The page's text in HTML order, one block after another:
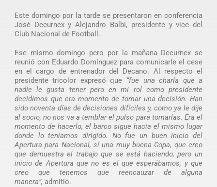
Este domingo por la tarde se presentaron en conferencia
José Decurnex y Alejandro Balbi, presidente y vice del
Club Nacional de Football.
Ese mismo domingo pero por la mañana Decurnex se
reunió con Eduardo Domínguez para comunicarle el cese
en el cargo de entrenador del Decano. Al respecto el
presidente tricolor expresó que “fue una charla que a
nadie le gusta tener pero en mi rol como presidente
decidimos que era momento de tomar una decisión. Han
sido noventa días de decisiones difíciles y, como ya le dije
al socio, no nos va a temblar el pulso para tomarlas. Era el
momento de hacerlo, el barco sigue hacia el mismo lugar
donde lo teníamos dirigido. No fue un buen inicio del
Apertura para Nacional, sí una muy buena Copa, que creo
que demuestra el trabajo que se está haciendo, pero un
inicio de Apertura que no es el que esperábamos, y que
creo que tenemos que reencauzar de alguna
manera”, admitió.